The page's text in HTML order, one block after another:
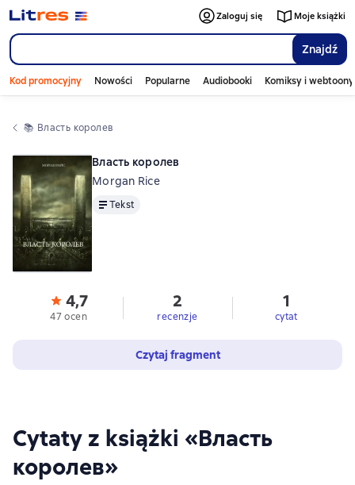
Znajdź
Zaloguj się Moje książki
Kod promocyjny Nowości Popularne Audiobooki Komiksy i webtoony
📚 Власть королев
Cytaty z książki «Власть
королев»
Власть королев
Morgan Rice
TekstTekst
4,7
47 ocen
2
recenzje
1
cytat
Czytaj fragment